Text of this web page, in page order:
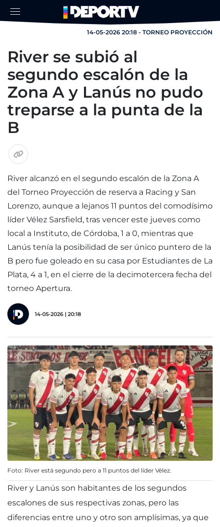
14-05-2026 20:18 - TORNEO PROYECCIÓN
River se subió al
segundo escalón de la
Zona A y Lanús no pudo
treparse a la punta de la
B
River alcanzó en el segundo escalón de la Zona A
del Torneo Proyección de reserva a Racing y San
Lorenzo, aunque a lejanos 11 puntos del comodísimo
líder Vélez Sarsfield, tras vencer este jueves como
local a Instituto, de Córdoba, 1 a 0, mientras que
Lanús tenía la posibilidad de ser único puntero de la
B pero fue goleado en su casa por Estudiantes de La
Plata, 4 a 1, en el cierre de la decimotercera fecha del
torneo Apertura.
14-05-2026 | 20:18
Foto: River está segundo pero a 11 puntos del líder Vélez.
River y Lanús son habitantes de los segundos
escalones de sus respectivas zonas, pero las
diferencias entre uno y otro son amplísimas, ya que